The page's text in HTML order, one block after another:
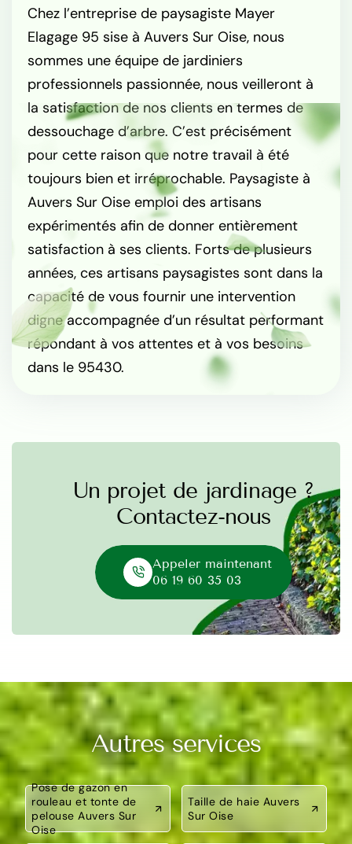
Chez l’entreprise de paysagiste Mayer
Elagage 95 sise à Auvers Sur Oise, nous
sommes une équipe de jardiniers
professionnels passionnée, nous veilleront à
la satisfaction de nos clients en termes de
dessouchage d’arbre. C’est précisément
pour cette raison que notre travail à été
toujours bien et irréprochable. Paysagiste à
Auvers Sur Oise emploi des artisans
expérimentés afin de donner entièrement
satisfaction à ses clients. Forts de plusieurs
années, ces artisans paysagistes sont dans la
capacité de vous fournir une intervention
digne accompagnée d’un résultat performant
répondant à vos attentes et à vos besoins
dans le 95430.
Un projet de jardinage ?
Contactez-nous
Appeler maintenant
06 19 60 35 03
Autres services
Pose de gazon en
rouleau et tonte de
pelouse Auvers Sur
Oise
Taille de haie Auvers
Sur Oise